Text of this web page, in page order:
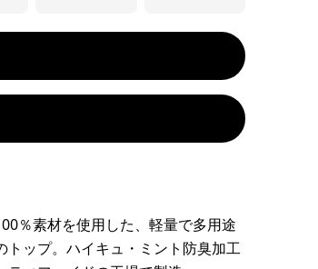
％素材を使用した、軽量で多用途
トップ。ハイキュ・ミント防臭加工